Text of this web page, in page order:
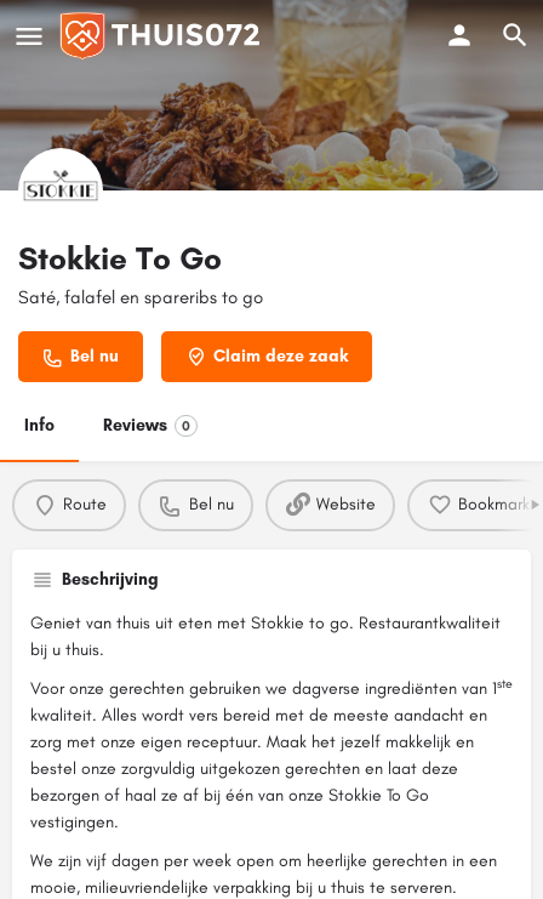
Stokkie To Go
Saté, falafel en spareribs to go
Bel nu Claim deze zaak
Info Reviews 0
Route Bel nu Website Bookmark
Beschrijving
Geniet van thuis uit eten met Stokkie to go. Restaurantkwaliteit
bij u thuis.
Voor onze gerechten gebruiken we dagverse ingrediënten van 1ste
kwaliteit. Alles wordt vers bereid met de meeste aandacht en
zorg met onze eigen receptuur. Maak het jezelf makkelijk en
bestel onze zorgvuldig uitgekozen gerechten en laat deze
bezorgen of haal ze af bij één van onze Stokkie To Go
vestigingen.
We zijn vijf dagen per week open om heerlijke gerechten in een
mooie, milieuvriendelijke verpakking bij u thuis te serveren.